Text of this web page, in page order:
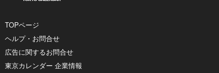
TOPページ
ヘルプ・お問合せ
広告に関するお問合せ
東京カレンダー 企業情報